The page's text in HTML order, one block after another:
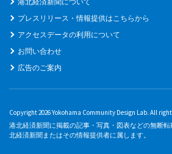
プレスリリース・情報提供はこちらから
アクセスデータの利用について
お問い合わせ
広告のご案内
Copyright 2026 Yokohama Community Design Lab. All
港北経済新聞に掲載の記事・写真・図表などの無断
北経済新聞またはその情報提供者に属します。